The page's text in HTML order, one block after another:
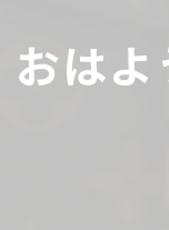
おは